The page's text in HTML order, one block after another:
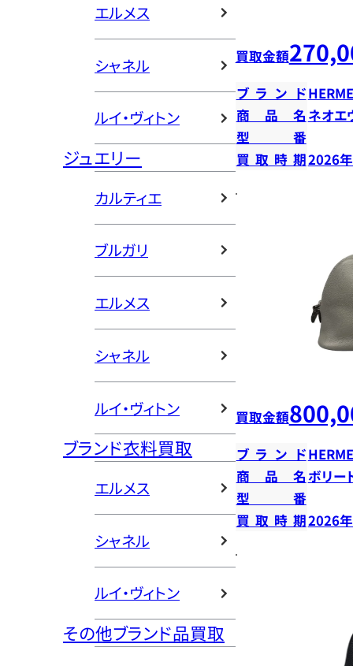
エルメス
シャネル
ルイ・ヴィトン
ジュエリー
カルティエ
ブルガリ
エルメス
シャネル
ルイ・ヴィトン
ブランド衣料買取
エルメス
シャネル
ルイ・ヴィトン
その他ブランド品買取
買取金額
ブランド
商品名 ネオエ
型番
買取時期2026
買取金額
ブランド
商品名ボリー
型番
買取時期2026